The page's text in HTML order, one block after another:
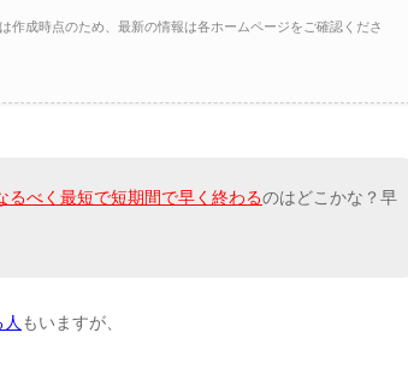
作成時点のため、最新の情報は各ホームページをご確認くださ
るべく最短で短期間で早く終わるのはどこかな？早
もいますが、